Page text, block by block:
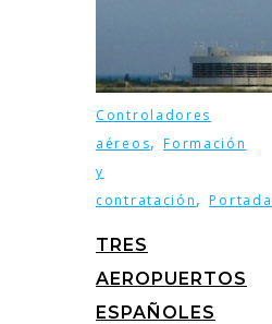
Controladores
aéreos,Formación
y
contratación,Portada
TRES
AEROPUERTOS
ESPAÑOLES